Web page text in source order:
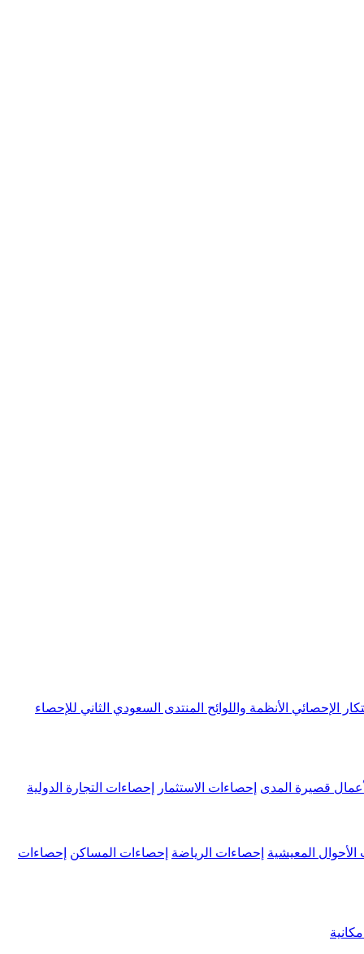
الإحصائي الأنظمة واللوائح المنتدى السعودي الثاني للإحصاء
قصيرة المدى إحصاءات الاستثمار إحصاءات التجارة الدولية
الأحوال المعيشية إحصاءات الرياضة إحصاءات المساكن إحصاءات